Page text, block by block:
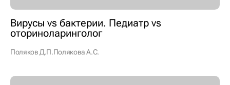
Вирусы vs бактерии. Педиатр vs
оториноларинголог
Поляков Д.П.Полякова А.С.